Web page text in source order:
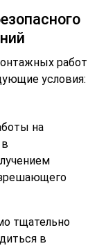
работ
условия:
на
тщательно
в